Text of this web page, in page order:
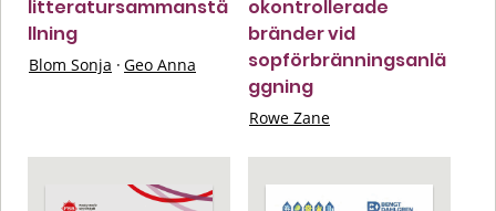
litteratursammanstä
llning
Blom Sonja · Geo Anna
okontrollerade
bränder vid
sopförbränningsanlä
ggning
Rowe Zane